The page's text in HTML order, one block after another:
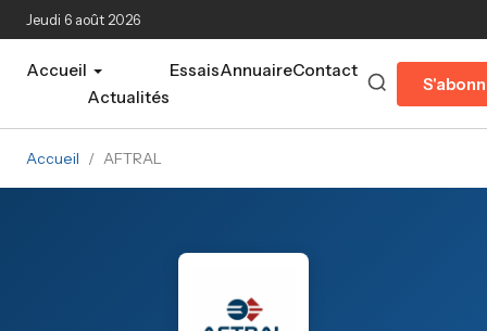
Aller au contenu principal
Jeudi 6 août 2026
Accueil
Actualités
EssaisAnnuaireContact
Accueil / AFTRAL